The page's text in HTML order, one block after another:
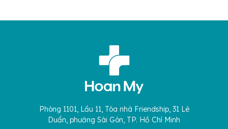
Phòng 1101, Lầu 11, Tòa nhà Friendship, 31 Lê
Duẩn, phường Sài Gòn, TP. Hồ Chí Minh